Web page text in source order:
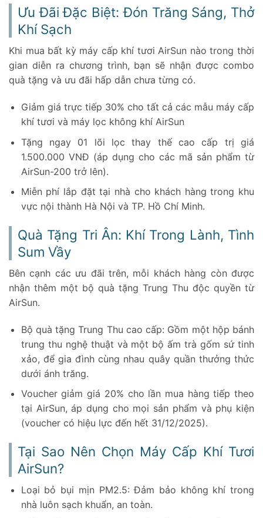
Ưu Đãi Đặc Biệt: Đón Trăng Sáng, Thở
Khí Sạch
Khi mua bất kỳ máy cấp khí tươi AirSun nào trong thời
gian diễn ra chương trình, bạn sẽ nhận được combo
quà tặng và ưu đãi hấp dẫn chưa từng có.
Giảm giá trực tiếp 30% cho tất cả các mẫu máy cấp
khí tươi và máy lọc không khí AirSun
Tặng ngay 01 lõi lọc thay thế cao cấp trị giá
1.500.000 VNĐ (áp dụng cho các mã sản phẩm từ
AirSun-200 trở lên).
Miễn phí lắp đặt tại nhà cho khách hàng trong khu
vực nội thành Hà Nội và TP. Hồ Chí Minh.
Quà Tặng Tri Ân: Khí Trong Lành, Tình
Sum Vầy
Bên cạnh các ưu đãi trên, mỗi khách hàng còn được
nhận thêm một bộ quà tặng Trung Thu độc quyền từ
AirSun.
Bộ quà tặng Trung Thu cao cấp: Gồm một hộp bánh
trung thu nghệ thuật và một bộ ấm trà gốm sứ tinh
xảo, để gia đình cùng nhau quây quần thưởng thức
dưới ánh trăng.
Voucher giảm giá 20% cho lần mua hàng tiếp theo
tại AirSun, áp dụng cho mọi sản phẩm và phụ kiện
(voucher có hiệu lực đến hết 31/12/2025).
Tại Sao Nên Chọn Máy Cấp Khí Tươi
AirSun?
Loại bỏ bụi mịn PM2.5: Đảm bảo không khí trong
nhà luôn sạch khuẩn, an toàn.